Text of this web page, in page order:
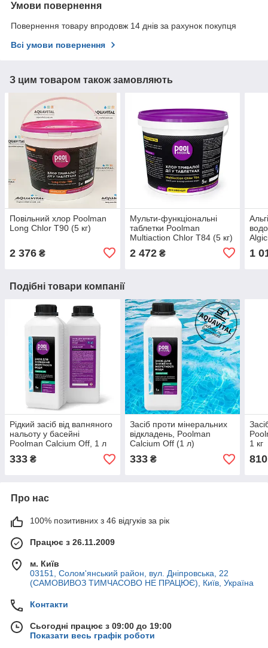
Умови повернення
Повернення товару впродовж 14 днів за рахунок покупця
Всі умови повернення
З цим товаром також замовляють
Повільний хлор Poolman
Long Chlor T90 (5 кг)
2 376 ₴
Мульти-функціональні
таблетки Poolman
Multiaction Chlor T84 (5 кг)
2 472₴ 1
Подібні товари компанії
Рідкий засіб від вапняного
нальоту у басейні
Poolman Calcium Off, 1 л
333 ₴
Засіб проти мінеральних
відкладень, Poolman
Calcium Off (1 л)
333₴
1 кг
810
Про нас
100% позитивних з 46 відгуків за рік
Працює з 26.11.2009
м. Київ
03151, Солом'янський район, вул. Дніпровська, 22
(САМОВИВОЗ ТИМЧАСОВО НЕ ПРАЦЮЄ), Київ, Україна
Контакти
Сьогодні працює з 09:00 до 19:00
Показати весь графік роботи